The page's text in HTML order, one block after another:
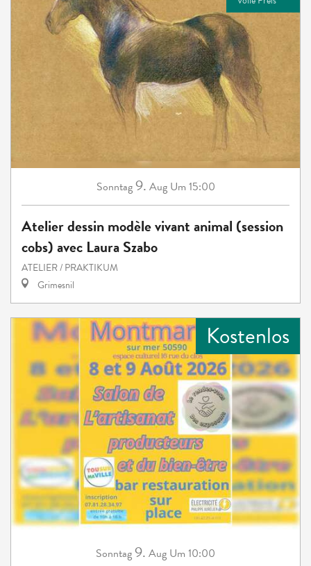
Sonntag9. Aug Um 15:00
Atelier dessin modèle vivant animal (session
cobs) avec Laura Szabo
ATELIER / PRAKTIKUM
Grimesnil
Kostenlos
Sonntag9. Aug Um 10:00